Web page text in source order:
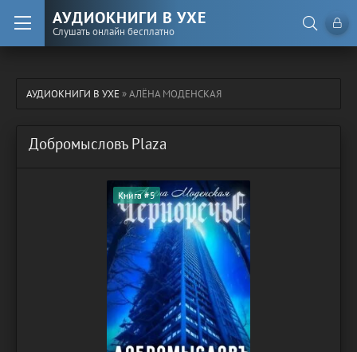
АУДИОКНИГИ В УХЕ
Слушать онлайн бесплатно
АУДИОКНИГИ В УХЕ» АЛЁНА МОДЕНСКАЯ
Добромысловъ Plaza
Книга #5